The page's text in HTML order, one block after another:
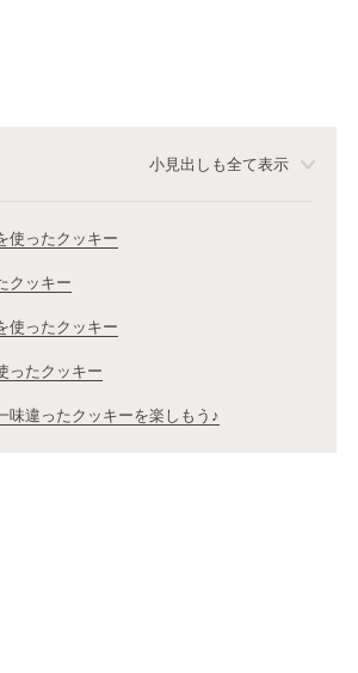
小見出しも全て表示
使ったクッキー
クッキー
使ったクッキー
ったクッキー
味違ったクッキーを楽しもう♪